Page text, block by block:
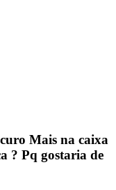
Mais na caixa
? Pq gostaria de